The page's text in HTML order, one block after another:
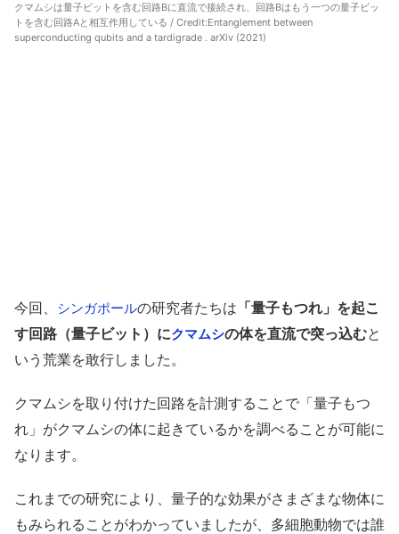
クマムシは量子ビットを含む回路Bに直流で接続され、回路Bはもう一つの量子ビッ
トを含む回路Aと相互作用している / Credit:Entanglement between
superconducting qubits and a tardigrade . arXiv (2021)
今回、 シンガポールの研究者たちは 「量子もつれ」を起こ
す回路（量子ビット）にクマムシの体を直流で突っ込むと
いう荒業を敢行しました。
クマムシを取り付けた回路を計測することで「量子もつ
れ」がクマムシの体に起きているかを調べることが可能に
なります。
これまでの研究により、量子的な効果がさまざまな物体に
もみられることがわかっていましたが、多細胞動物では誰